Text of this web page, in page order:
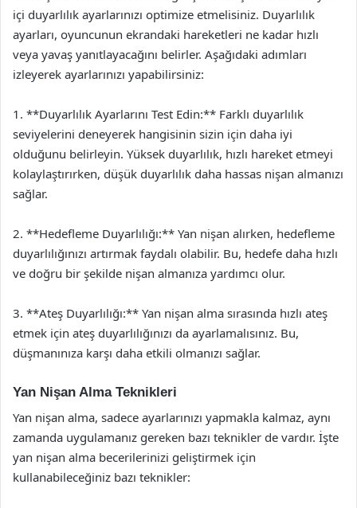
içi duyarlılık ayarlarınızı optimize etmelisiniz. Duyarlılık
ayarları, oyuncunun ekrandaki hareketleri ne kadar hızlı
veya yavaş yanıtlayacağını belirler. Aşağıdaki adımları
izleyerek ayarlarınızı yapabilirsiniz:
1. **Duyarlılık Ayarlarını Test Edin:** Farklı duyarlılık
seviyelerini deneyerek hangisinin sizin için daha iyi
olduğunu belirleyin. Yüksek duyarlılık, hızlı hareket etmeyi
kolaylaştırırken, düşük duyarlılık daha hassas nişan almanızı
sağlar.
2. **Hedefleme Duyarlılığı:** Yan nişan alırken, hedefleme
duyarlılığınızı artırmak faydalı olabilir. Bu, hedefe daha hızlı
ve doğru bir şekilde nişan almanıza yardımcı olur.
3. **Ateş Duyarlılığı:** Yan nişan alma sırasında hızlı ateş
etmek için ateş duyarlılığınızı da ayarlamalısınız. Bu,
düşmanınıza karşı daha etkili olmanızı sağlar.
Yan Nişan Alma Teknikleri
Yan nişan alma, sadece ayarlarınızı yapmakla kalmaz, aynı
zamanda uygulamanız gereken bazı teknikler de vardır. İşte
yan nişan alma becerilerinizi geliştirmek için
kullanabileceğiniz bazı teknikler: